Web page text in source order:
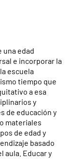
una edad
e incorporar la
escuela
tiempo que
a esa
y
de educación y
materiales
de edad y
basado
aula. Educar y